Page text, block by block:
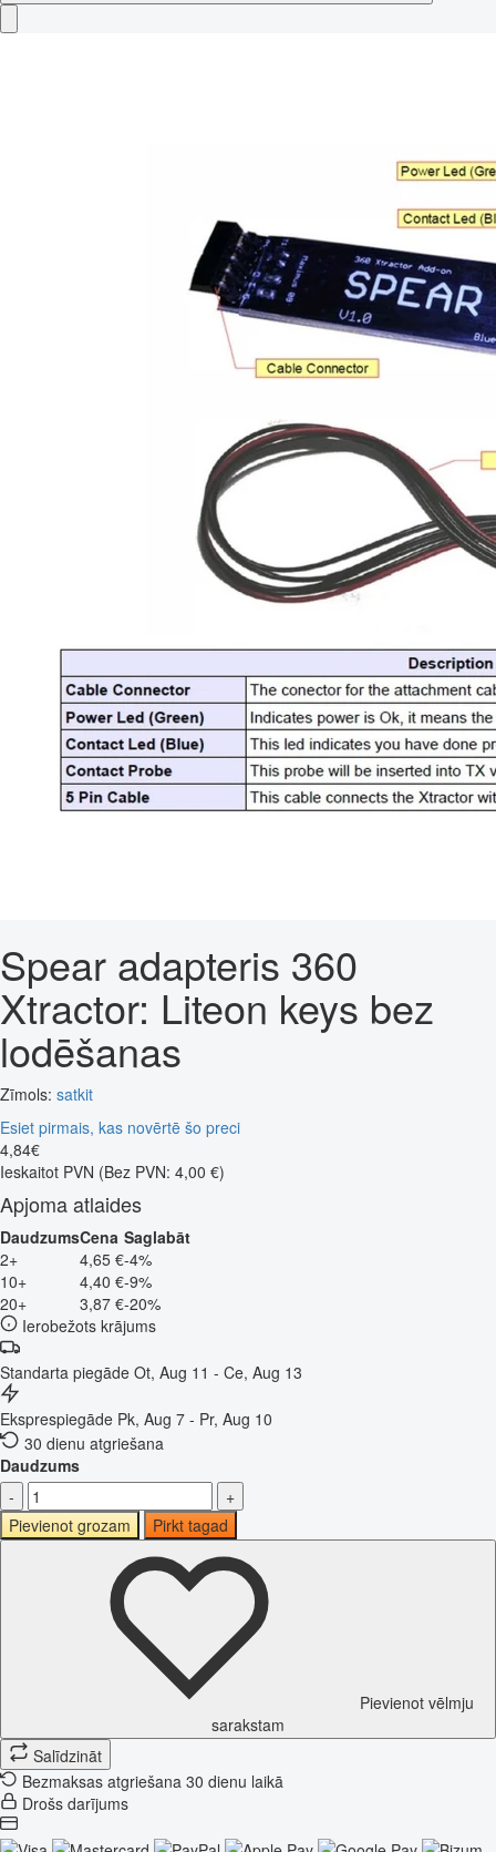
Spear adapteris 360
Xtractor: Liteon keys bez
lodēšanas
Zīmols: satkit
Esiet pirmais, kas novērtē šo preci
4,84€
Ieskaitot PVN (Bez PVN: 4,00 €)
Apjoma atlaides
DaudzumsCena Saglabāt
2+
4,65 €-4%
10+
4,40 €-9%
20+
3,87 €-20%
Ierobežots krājums
Standarta piegāde Ot, Aug 11 - Ce, Aug 13
Eksprespiegāde Pk, Aug 7 - Pr, Aug 10
30 dienu atgriešana
Daudzums
-
+
Pievienot grozam
Pirkt tagad
Pievienot vēlmju
sarakstam
Salīdzināt
Bezmaksas atgriešana 30 dienu laikā
Drošs darījums